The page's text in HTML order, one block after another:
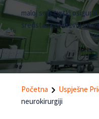
maloj smo tvrtki
sredstava za razvoj
Početna Uspješne
neurokirurgiji